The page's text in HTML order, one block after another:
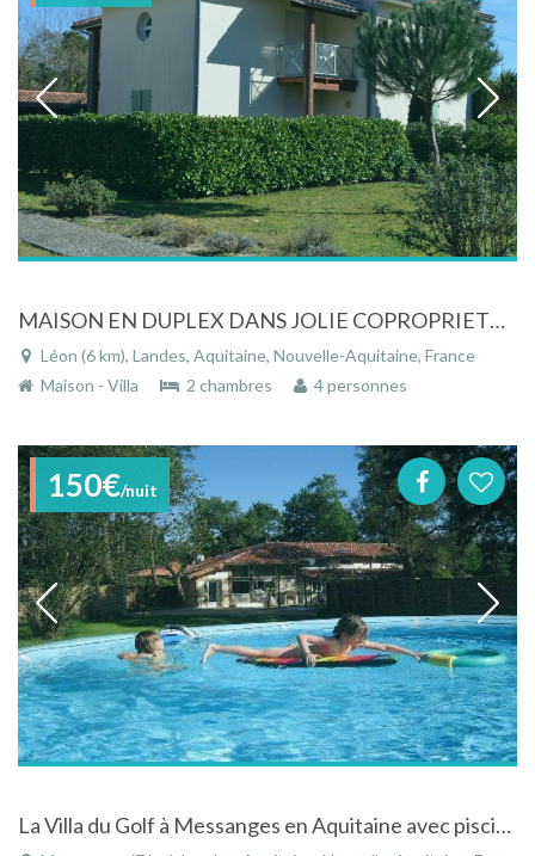
MAISON EN DUPLEX DANS JOLIE COPROPRIETE FAMILIALE
Léon (6 km), Landes, Aquitaine, Nouvelle-Aquitaine, France
Maison - Villa
2 chambres 4 personnes
150€/nuit
La Villa du Golf à Messanges en Aquitaine avec piscine à 7 min de l'océan